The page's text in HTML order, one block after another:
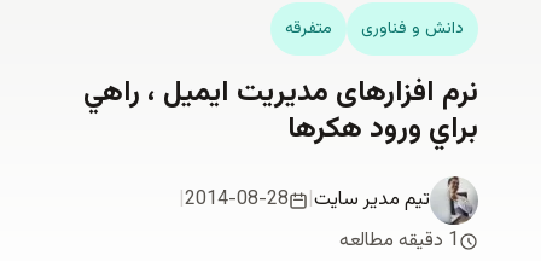
دانش و فناوری متفرقه
نرم افزارهای مدیریت ایمیل ، راهي
براي ورود هکرها
تیم مدیر سایت|
2014-08-28
|
1 دقیقه مطالعه